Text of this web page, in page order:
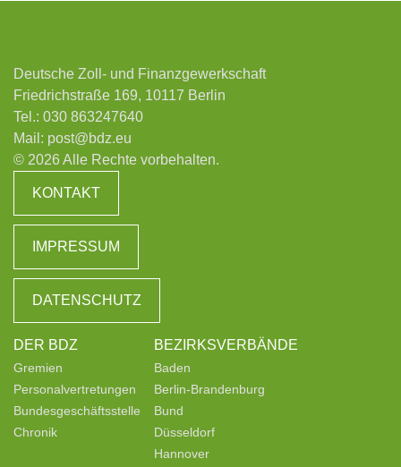
Deutsche Zoll- und Finanzgewerkschaft
Friedrichstraße 169, 10117 Berlin
Tel.: 030 863247640
Mail: post@bdz.eu
© 2026 Alle Rechte vorbehalten.
KONTAKT
IMPRESSUM
DATENSCHUTZ
DER BDZ
Gremien
Personalvertretungen
Bundesgeschäftsstelle
Chronik
BEZIRKSVERBÄNDE
Baden
Berlin-Brandenburg
Bund
Düsseldorf
Hannover